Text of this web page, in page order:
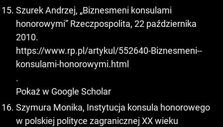
Szurek Andrzej, „Biznesmeni konsulami
honorowymi” Rzeczpospolita, 22 października
2010.
https://www.rp.pl/artykul/552640-Biznesmeni--
konsulami-honorowymi.html
.
Pokaż w Google Scholar
Szymura Monika, Instytucja konsula honorowego
w polskiej polityce zagranicznej XX wieku